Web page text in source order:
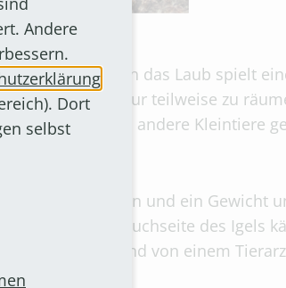
Auch das Laub spielt
im Herbst nur teilweise zu
die Igel und andere Kleintiere
Bewegungen und ein Gewicht
Ist die Bauchseite des Igels
und und von einem
Andere
Dort
selbst